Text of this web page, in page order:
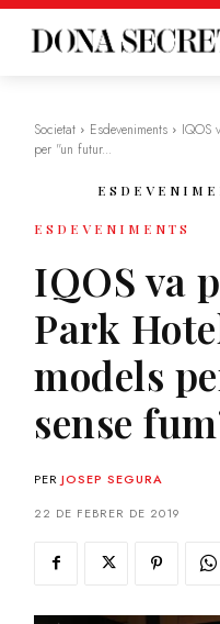
Societat Esdeveniments
IQOS
per "un futur...
ESDEVENIMENTS
IQOS va
Park
models
sense
PER JOSEP SEGURA
22 DE FEBRER DE 2019